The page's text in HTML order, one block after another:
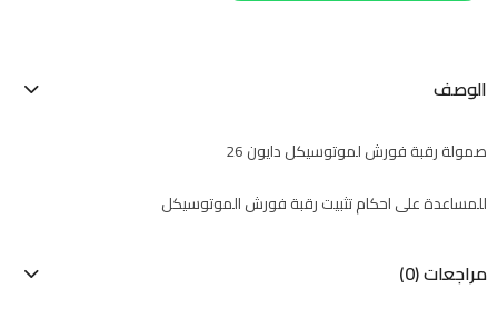
الوصف
صمولة رقبة فورش لموتوسيكل دايون 26
للمساعدة على احكام تثبيت رقبة فورش الموتوسيكل
مراجعات (0)